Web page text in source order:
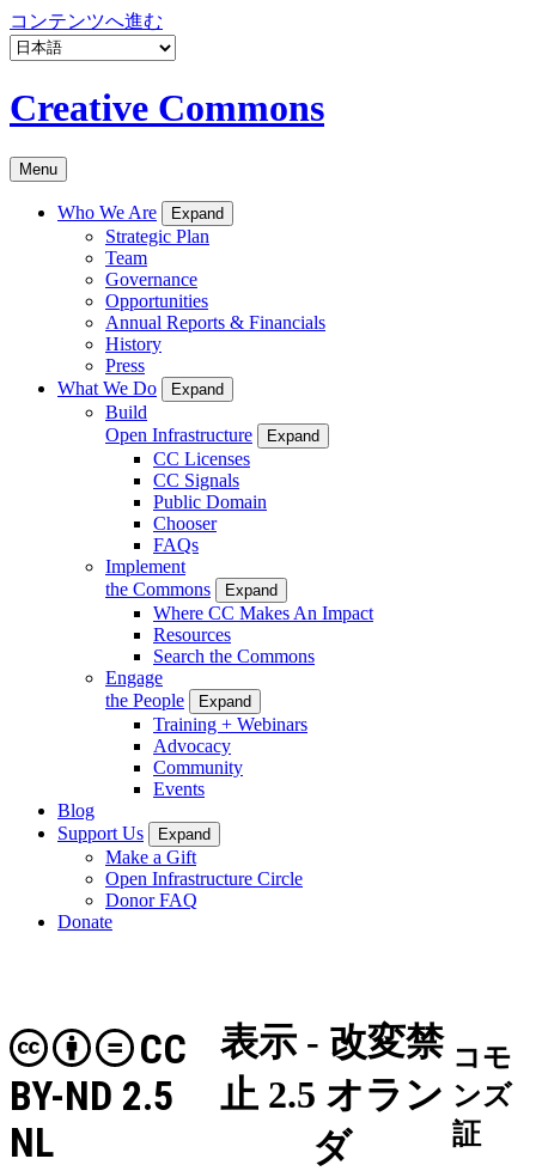
コンテンツへ進む
Creative Commons
Menu
Who We Are Expand
Strategic Plan
Team
Governance
Opportunities
Annual Reports & Financials
History
Press
What We Do
Expand
Build
Open Infrastructure
Expand
CC Licenses
CC Signals
Public Domain
Chooser
FAQs
Implement
the Commons
Expand
Where CC Makes An Impact
Resources
Search the Commons
Engage
the People
Expand
Training + Webinars
Advocacy
Community
Events
Blog
Support Us
Expand
Make a Gift
Open Infrastructure Circle
Donor FAQ
Donate
表示 - 改変禁
止 2.5 オラン
ダ
CC
BY-ND 2.5
NL
コモ
ンズ
証